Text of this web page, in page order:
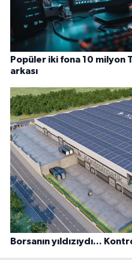
Popüler iki fona 10 milyon
arkası
Borsanın yıldızıydı...